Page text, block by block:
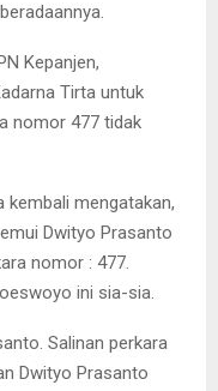
Kepanjen,
Tirta untuk
nomor 477 tidak
mengatakan,
Dwityo Prasanto
nomor : 477.
ini sia-sia.
Salinan perkara
Dwityo Prasanto